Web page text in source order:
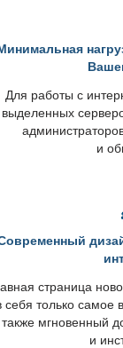
Для работы с
ыделенных
и
страница
только самое
мгновенный
и